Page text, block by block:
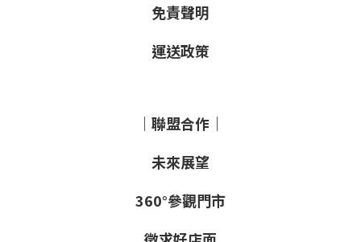
免責聲明
運送政策
｜聯盟合作｜
未來展望
360°參觀門市